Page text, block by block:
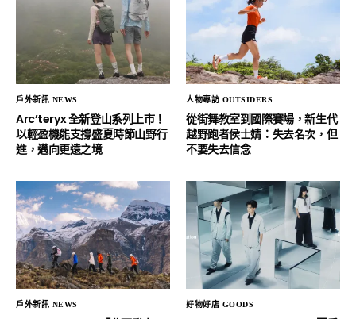
戶外新訊 NEWS
Arc’teryx 全新登山系列上市！
以輕盈機能支撐盛夏時節山野行
進，邁向更遠之境
人物專訪 OUTSIDERS
從街舞教室到國際賽場，新生代
越野跑者侯士婧：失去名次，但
不要失去信念
戶外新訊 NEWS 好物好店 GOODS